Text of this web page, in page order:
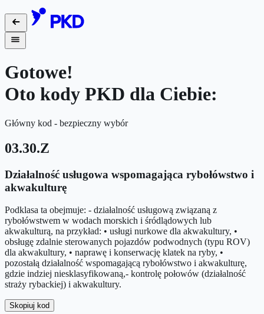
Gotowe!
Oto kody PKD dla Ciebie:
Główny kod - bezpieczny wybór
03.30.Z
Działalność usługowa wspomagająca rybołówstwo i
akwakulturę
Podklasa ta obejmuje: - działalność usługową związaną z
rybołówstwem w wodach morskich i śródlądowych lub
akwakulturą, na przykład: • usługi nurkowe dla akwakultury, •
obsługę zdalnie sterowanych pojazdów podwodnych (typu ROV)
dla akwakultury, • naprawę i konserwację klatek na ryby, •
pozostałą działalność wspomagającą rybołówstwo i akwakulturę,
gdzie indziej niesklasyfikowaną,- kontrolę połowów (działalność
straży rybackiej) i akwakultury.
Skopiuj kod